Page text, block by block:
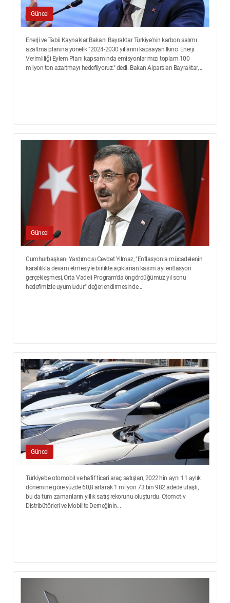
Güncel
Enerji ve Tabii Kaynaklar Bakanı Bayraktar Türkiye'nin karbon salımı
azaltma planına yönelik "2024-2030 yıllarını kapsayan İkinci Enerji
Verimliliği Eylem Planı kapsamında emisyonlarımızı toplam 100
milyon ton azaltmayı hedefliyoruz." dedi. Bakan Alparslan Bayraktar,...
Güncel
Cumhurbaşkanı Yardımcısı Cevdet Yılmaz, "Enflasyonla mücadelenin
karalılıkla devam etmesiyle birlikte açıklanan kasım ayı enflasyon
gerçekleşmesi, Orta Vadeli Program'da öngördüğümüz yıl sonu
hedefimizle uyumludur." değerlendirmesinde...
Güncel
Türkiye'de otomobil ve hafif ticari araç satışları, 2022'nin aynı 11 aylık
dönemine göre yüzde 60,8 artarak 1 milyon 73 bin 982 adede ulaştı,
bu da tüm zamanların yıllık satış rekorunu oluşturdu. Otomotiv
Distribütörleri ve Mobilite Derneğinin...